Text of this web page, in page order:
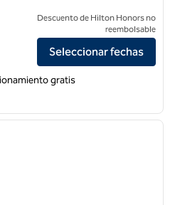
Suites by Hilton Redlands Loma
Descuento de Hilton Honors no
reembolsable
Seleccionar fechas
gratis